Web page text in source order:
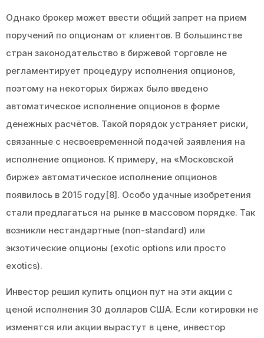
Однако брокер может ввести общий запрет на прием
поручений по опционам от клиентов. В большинстве
стран законодательство в биржевой торговле не
регламентирует процедуру исполнения опционов,
поэтому на некоторых биржах было введено
автоматическое исполнение опционов в форме
денежных расчётов. Такой порядок устраняет риски,
связанные с несвоевременной подачей заявления на
исполнение опционов. К примеру, на «Московской
бирже» автоматическое исполнение опционов
появилось в 2015 году[8]. Особо удачные изобретения
стали предлагаться на рынке в массовом порядке. Так
возникли нестандартные (non-standard) или
экзотические опционы (exotic options или просто
exotics).
Инвестор решил купить опцион пут на эти акции с
ценой исполнения 30 долларов США. Если котировки не
изменятся или акции вырастут в цене, инвестор